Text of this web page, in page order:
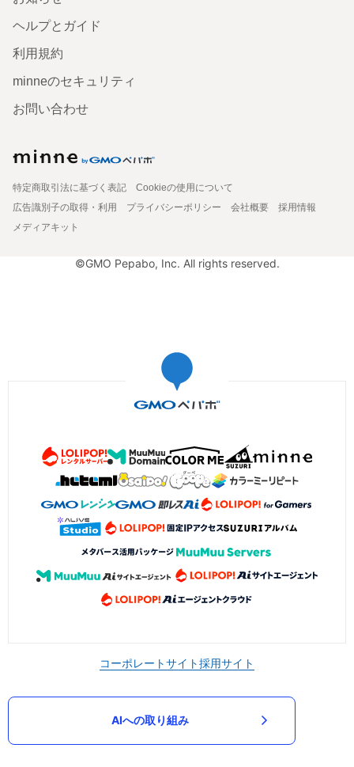
ヘルプとガイド
利用規約
minneのセキュリティ
お問い合わせ
特定商取引法に基づく表記
Cookieの使用について
広告識別子の取得・利用
プライバシーポリシー 会社概要
採用情報
メディアキット
©GMO Pepabo, Inc. All rights reserved.
コーポレートサイト採用サイト
AIへの取り組み